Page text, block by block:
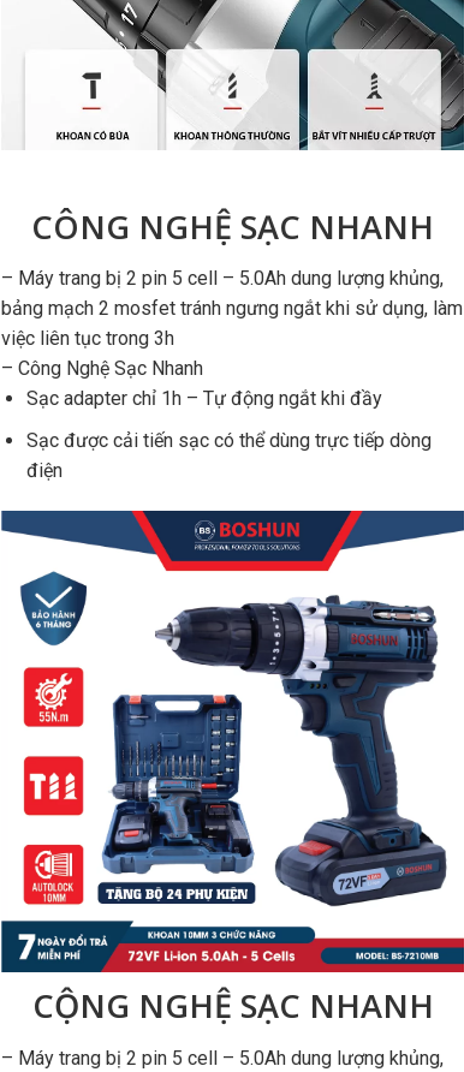
CÔNG NGHỆ SẠC NHANH
– Máy trang bị 2 pin 5 cell – 5.0Ah dung lượng khủng,
bảng mạch 2 mosfet tránh ngưng ngắt khi sử dụng, làm
việc liên tục trong 3h
– Công Nghệ Sạc Nhanh
Sạc adapter chỉ 1h – Tự động ngắt khi đầy
Sạc được cải tiến sạc có thể dùng trực tiếp dòng
điện
CỘNG NGHỆ SẠC NHANH
– Máy trang bị 2 pin 5 cell – 5.0Ah dung lượng khủng,